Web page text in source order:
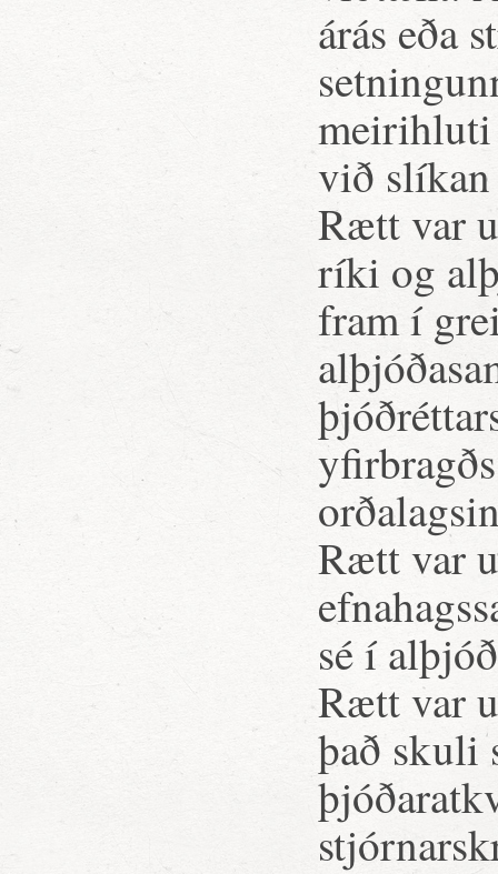
árás eða
meirihluti
við
Rætt var
ríki og
fram í
Rætt var
sé í
Rætt var
það skuli